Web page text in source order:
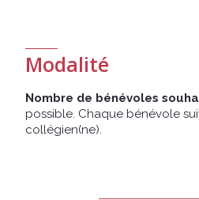
Modalité
Nombre de bénévoles
possible. Chaque bénévole
collégien(ne).